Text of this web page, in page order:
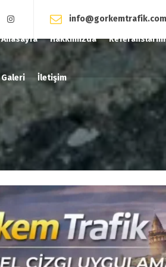
info@gorkemtrafik.com
Anasayfa
Hakkımızda
Galeri
İletişim